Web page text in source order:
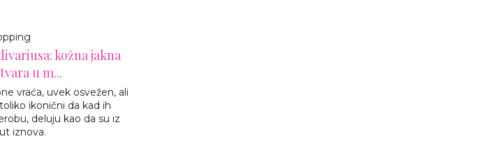
kožna jakna
u m...
vraća, uvek osvežen, ali
ikonični da kad ih
deluju kao da su iz
iznova.